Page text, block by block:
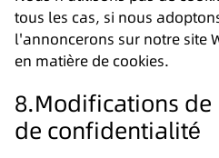
tous les cas, si nous
l'annoncerons sur notre site
en matière de cookies.
8.Modifications
de confidentialité